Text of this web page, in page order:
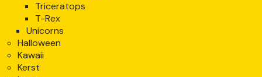
Triceratops
T-Rex
Unicorns
Halloween
Kawaii
Kerst